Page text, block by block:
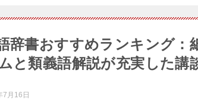
辞書おすすめランキング
と類義語解説が充実した講
7月16日